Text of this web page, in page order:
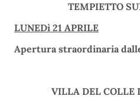
TEMPIETTO
LUNEDì 21 APRILE
Apertura straordinaria
VILLA DEL COLLE